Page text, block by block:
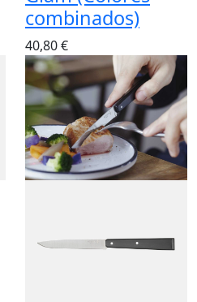
combinados)
40,80 €